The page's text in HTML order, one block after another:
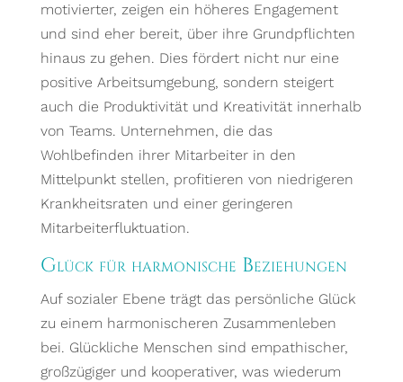
motivierter, zeigen ein höheres Engagement
und sind eher bereit, über ihre Grundpflichten
hinaus zu gehen. Dies fördert nicht nur eine
positive Arbeitsumgebung, sondern steigert
auch die Produktivität und Kreativität innerhalb
von Teams. Unternehmen, die das
Wohlbefinden ihrer Mitarbeiter in den
Mittelpunkt stellen, profitieren von niedrigeren
Krankheitsraten und einer geringeren
Mitarbeiterfluktuation.
Glück für harmonische Beziehungen
Auf sozialer Ebene trägt das persönliche Glück
zu einem harmonischeren Zusammenleben
bei. Glückliche Menschen sind empathischer,
großzügiger und kooperativer, was wiederum